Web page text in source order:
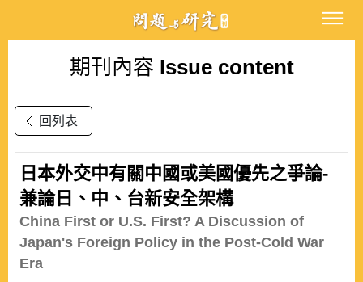
期刊內容 Issue content
回列表
日本外交中有關中國或美國優先之爭論-
兼論日、中、台新安全架構
China First or U.S. First? A Discussion of
Japan's Foreign Policy in the Post-Cold War
Era